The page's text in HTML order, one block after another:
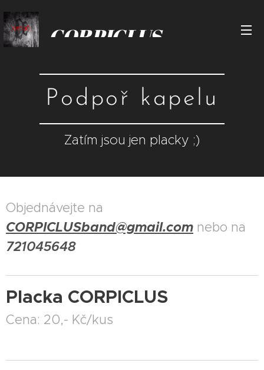
CORPICLUS
Podpoř kapelu
Zatím jsou jen placky ;)
Objednávejte na
CORPICLUSband@gmail.com nebo na
721045648
Placka CORPICLUS
Cena: 20,- Kč/kus